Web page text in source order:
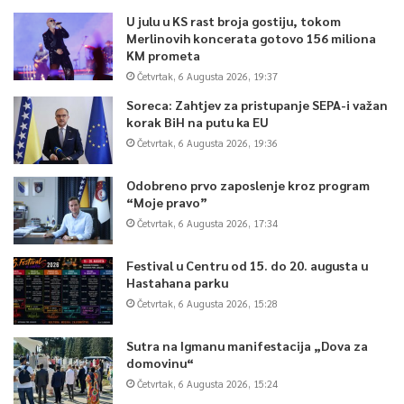
BH Telecom jača svoju poziciju poželjnog poslodavca i
osigurava da znanje i stručnost ostaju ključni pokretač daljeg
razvoja kompanije. Broj radnika na 31.12.2025. godine iznosio je
1,3%, dok je istovremeno povećana produktivnost mjerena
operativnim prihodom po zaposlenom za 2,5% u odnosu na
2024. godinu.
Ostvareni rezultati i jasan razvojni smjer u velikoj mjeri su
odraz odgovornog i strateški usmjerenog vođenja kompanije.
Uprava i Nadzorni odbor BH Telecoma dosljedno su, kroz
definiranje misije, vizije i strategije, usmjeravali kompaniju ka
cilju da bude lider digitalne transformacije i pouzdan partner u
digitalnom razvoju Bosne i Hercegovine. Upravo je takvo
vođenje — orijentirano na dugoročnu vrijednost, korisnika i
održiv rast — omogućilo da BH Telecom istovremeno
ostvaruje snažne finansijske rezultate, ulaže u infrastrukturu i
U julu u KS rast broja gostiju, tokom
Merlinovih koncerata gotovo 156 miliona
KM prometa
Četvrtak, 6 Augusta 2026, 19:37
Soreca: Zahtjev za pristupanje SEPA-i važan
korak BiH na putu ka EU
Četvrtak, 6 Augusta 2026, 19:36
Odobreno prvo zaposlenje kroz program
“Moje pravo”
Četvrtak, 6 Augusta 2026, 17:34
Festival u Centru od 15. do 20. augusta u
Hastahana parku
Četvrtak, 6 Augusta 2026, 15:28
Sutra na Igmanu manifestacija „Dova za
domovinu“
Četvrtak, 6 Augusta 2026, 15:24